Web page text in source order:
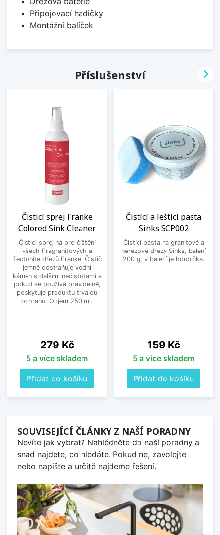
Připojovací hadičky
Montážní balíček
Příslušenství
Čisticí sprej Franke
Colored Sink Cleaner
Čisticí sprej na pro čištění
všech Fragranitových a
Tectonite dřezů Franke. Čistič
jemně odstraňuje vodní
kámen s dalšími nečistotami a
pokud se používá pravidelně,
poskytuje produktu trvalou
ochranu. Objem 250 ml.
Cena
279 Kč
5 a více skladem
Přidat do košíku
Čistící a leštící pasta
Sinks SCP002
Čistící pasta na granitové a
nerezové dřezy Sinks, balení
200 g, v balení je houbička.
Cena
159 Kč
5 a více skladem
Přidat do košíku

SOUVISEJÍCÍ ČLÁNKY Z NAŠÍ PORADNY
Nevíte jak vybrat? Nahlédněte do naší poradny a
snad najdete, co hledáte. Pokud ne, zavolejte
nebo napište a určitě najdeme řešení.